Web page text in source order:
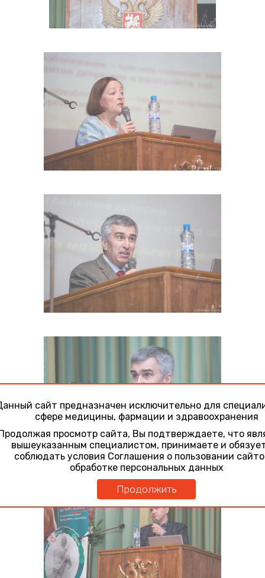
сайт предназначен исключительно для
сфере медицины, фармации и здравоохранения
просмотр сайта, Вы подтверждаете, что
вышеуказанным специалистом, принимаете и
соблюдать условия Соглашения о пользовании
обработке персональных данных
Продолжить